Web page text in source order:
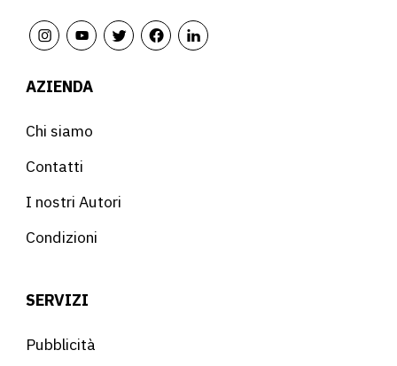
AZIENDA
Chi siamo
Contatti
I nostri Autori
Condizioni
SERVIZI
Pubblicità